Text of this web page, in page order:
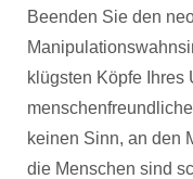
Beenden Sie den
klügsten Köpfe Ihres
keinen Sinn, an den
die Menschen sind